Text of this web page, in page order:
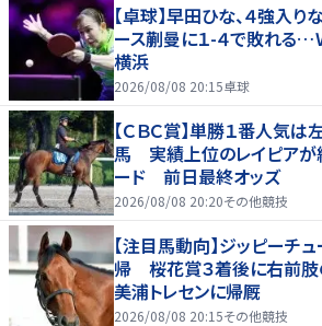
【卓球】早田ひな、４強入
ース蒯曼に１-４で敗れる…
横浜
2026/08/08 20:15卓球
【ＣＢＣ賞】単勝１番人気
馬 実績上位のレイピア
ード 前日最終オッズ
2026/08/08 20:20その他競技
【注目馬動向】ジッピーチ
帰 桜花賞３着後に右前
美浦トレセンに帰厩
2026/08/08 20:15その他競技